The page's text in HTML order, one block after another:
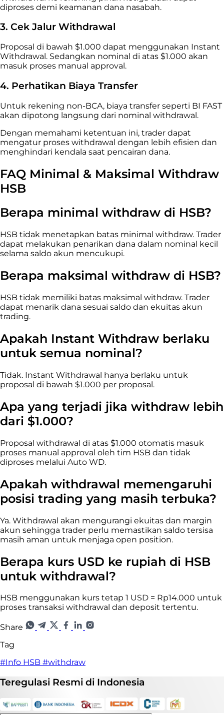
diproses demi keamanan dana nasabah.
3. Cek Jalur Withdrawal
Proposal di bawah $1.000 dapat menggunakan Instant
Withdrawal. Sedangkan nominal di atas $1.000 akan
masuk proses manual approval.
4. Perhatikan Biaya Transfer
Untuk rekening non-BCA, biaya transfer seperti BI FAST
akan dipotong langsung dari nominal withdrawal.
Dengan memahami ketentuan ini, trader dapat
mengatur proses withdrawal dengan lebih efisien dan
menghindari kendala saat pencairan dana.
FAQ Minimal & Maksimal Withdraw
HSB
Berapa minimal withdraw di HSB?
HSB tidak menetapkan batas minimal withdraw. Trader
dapat melakukan penarikan dana dalam nominal kecil
selama saldo akun mencukupi.
Berapa maksimal withdraw di HSB?
HSB tidak memiliki batas maksimal withdraw. Trader
dapat menarik dana sesuai saldo dan ekuitas akun
trading.
Apakah Instant Withdraw berlaku
untuk semua nominal?
Tidak. Instant Withdrawal hanya berlaku untuk
proposal di bawah $1.000 per proposal.
Apa yang terjadi jika withdraw lebih
dari $1.000?
Proposal withdrawal di atas $1.000 otomatis masuk
proses manual approval oleh tim HSB dan tidak
diproses melalui Auto WD.
Apakah withdrawal memengaruhi
posisi trading yang masih terbuka?
Ya. Withdrawal akan mengurangi ekuitas dan margin
akun sehingga trader perlu memastikan saldo tersisa
masih aman untuk menjaga open position.
Berapa kurs USD ke rupiah di HSB
untuk withdrawal?
HSB menggunakan kurs tetap 1 USD = Rp14.000 untuk
proses transaksi withdrawal dan deposit tertentu.
Share
Tag
#Info HSB #withdraw
Teregulasi Resmi di Indonesia